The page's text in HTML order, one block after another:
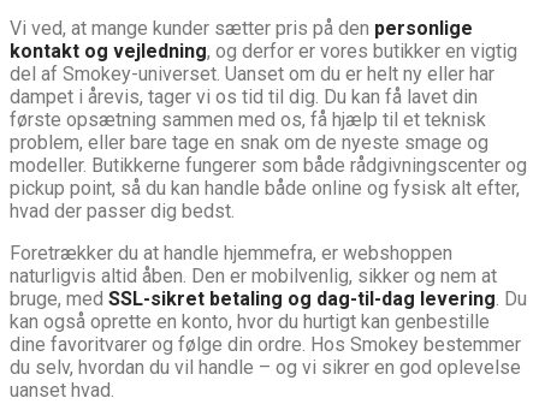
Vi ved, at mange kunder sætter pris på den personlige
kontakt og vejledning, og derfor er vores butikker en vigtig
del af Smokey-universet. Uanset om du er helt ny eller har
dampet i årevis, tager vi os tid til dig. Du kan få lavet din
første opsætning sammen med os, få hjælp til et teknisk
problem, eller bare tage en snak om de nyeste smage og
modeller. Butikkerne fungerer som både rådgivningscenter og
pickup point, så du kan handle både online og fysisk alt efter,
hvad der passer dig bedst.
Foretrækker du at handle hjemmefra, er webshoppen
naturligvis altid åben. Den er mobilvenlig, sikker og nem at
bruge, med SSL-sikret betaling og dag-til-dag levering. Du
kan også oprette en konto, hvor du hurtigt kan genbestille
dine favoritvarer og følge din ordre. Hos Smokey bestemmer
du selv, hvordan du vil handle – og vi sikrer en god oplevelse
uanset hvad.